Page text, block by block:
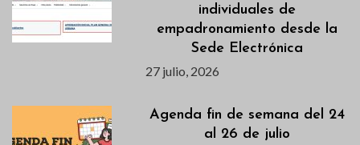
individuales de
empadronamiento desde la
Sede Electrónica
27 julio, 2026
Agenda fin de semana del 24
al 26 de julio